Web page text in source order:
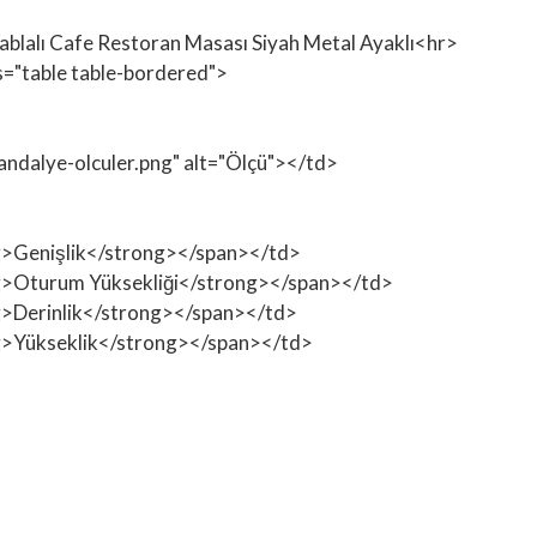
Cafe Restoran Masası Siyah Metal Ayaklı<hr>
table-bordered">
olculer.png" alt="Ölçü"></td>
strong></span></td>
Yüksekliği</strong></span></td>
strong></span></td>
strong></span></td>